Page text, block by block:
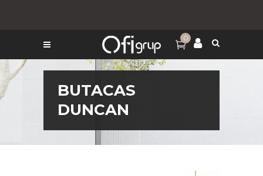
0
BUTACAS
DUNCAN